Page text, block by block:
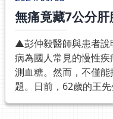
仍要攝取足量蔬果，多
足膳食纖維，使順暢排
症狀。老翁也表示，
果，以致產生腸道問
科醫師協助診治，以
手術及診療，才得以恢
室症及相關併發症的
足夠膳食纖維、定期
嘗試過各種治療仍無
診處理。透過理學檢查
有明顯壓痛點，在手掌
下更嚴重，造成關節活
骨與尺骨間關節鬆動
響。而TFCC的破損雖
灶，但目前國際學會
的檢查結果為主，此
4至72小時，最常見的
吐、畏光和怕吵等症狀
活品質。此外，偏頭痛
患者吞一顆止痛藥症
種治療藥物，效果仍然
與生活的不便。楊鈞
很多，如遺傳、腦血
無痛竟藏7公分
院
▲彭仲毅醫師與患者說
病為國人常見的慢性
測血糖。然而，不僅
題。日前，62歲的王
以篩檢罹患肝癌的「